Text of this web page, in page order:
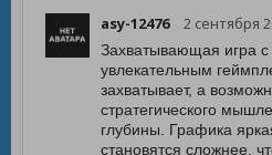
asy-12476 2 сентября
Захватывающая игра
увлекательным
захватывает, а
стратегического
глубины. Графика
становятся сложнее,